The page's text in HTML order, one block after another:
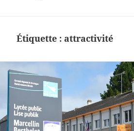
Étiquette : attractivité